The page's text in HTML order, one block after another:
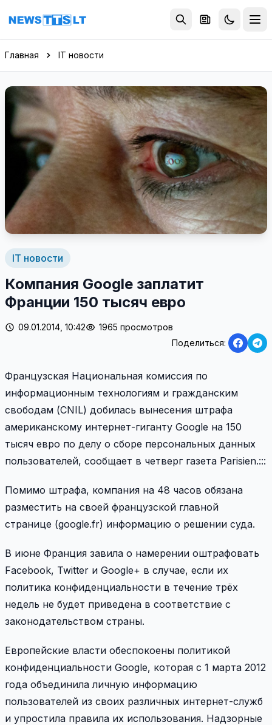
Перейти к содержимому
Главная IT новости
IT новости
Компания Google заплатит
Франции 150 тысяч евро
09.01.2014, 10:42
1965 просмотров
Поделиться:
Французская Национальная комиссия по
информационным технологиям и гражданским
свободам (CNIL) добилась вынесения штрафа
американскому интернет-гиганту Google на 150
тысяч евро по делу о сборе персональных данных
пользователей, сообщает в четверг газета Parisien.:::
Помимо штрафа, компания на 48 часов обязана
разместить на своей французской главной
странице (google.fr) информацию о решении суда.
В июне Франция завила о намерении оштрафовать
Facebook, Twitter и Google+ в случае, если их
политика конфиденциальности в течение трёх
недель не будет приведена в соответствие с
законодательством страны.
Европейские власти обеспокоены политикой
конфиденциальности Google, которая с 1 марта 2012
года объединила личную информацию
пользователей из своих различных интернет-служб
и упростила правила их использования. Надзорные